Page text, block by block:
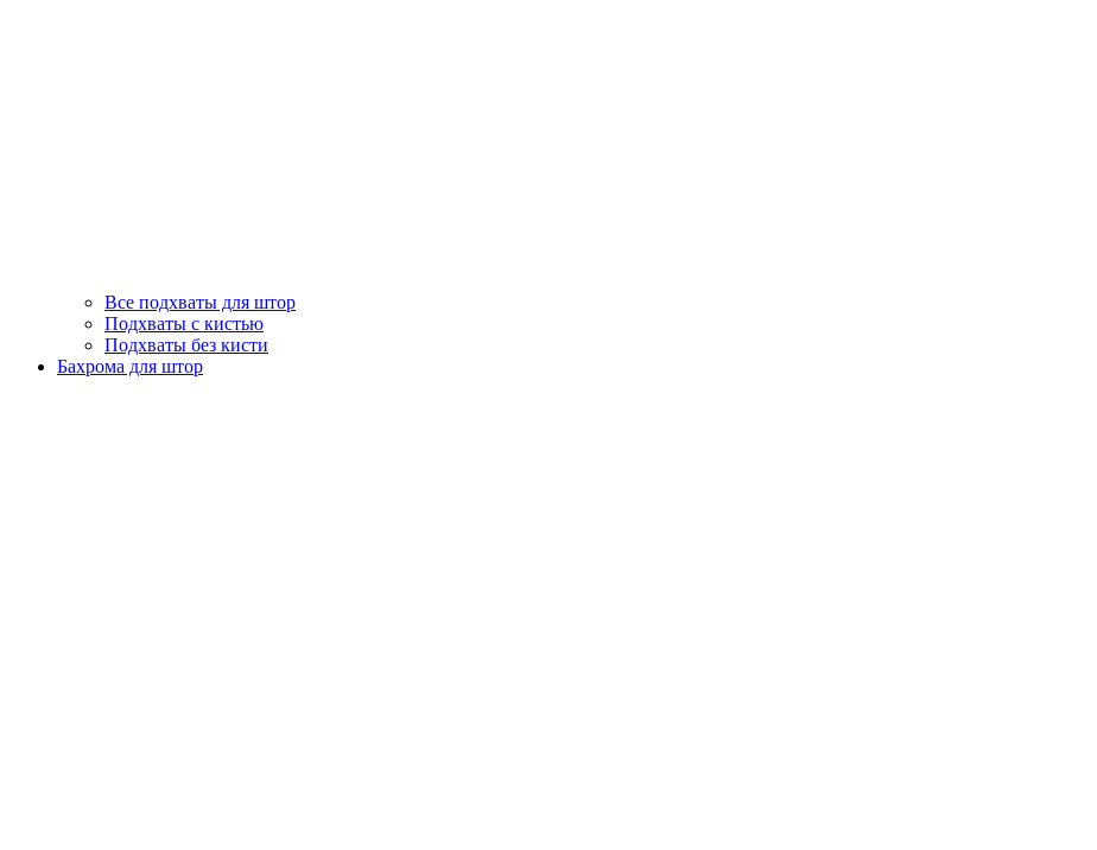
Все подхваты для штор
Подхваты с кистью
Подхваты без кисти
Бахрома для штор